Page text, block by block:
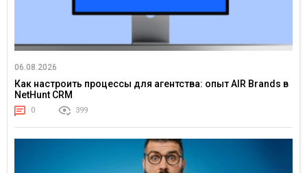
06.08.2026
Как настроить процессы для агентства: опыт AIR Brands в
NetHunt CRM
0 399